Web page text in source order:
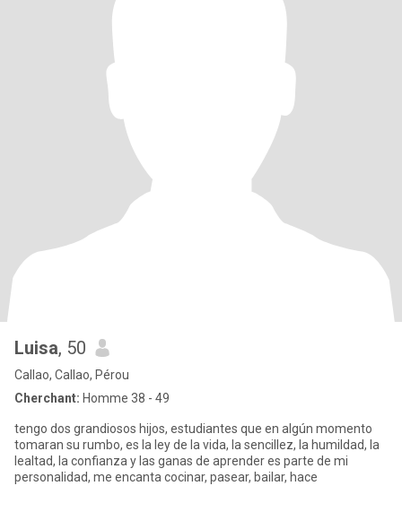
Luisa, 50
Callao, Callao, Pérou
Cherchant: Homme 38 - 49
tengo dos grandiosos hijos, estudiantes que en algún momento
tomaran su rumbo, es la ley de la vida, la sencillez, la humildad, la
lealtad, la confianza y las ganas de aprender es parte de mi
personalidad, me encanta cocinar, pasear, bailar, hace